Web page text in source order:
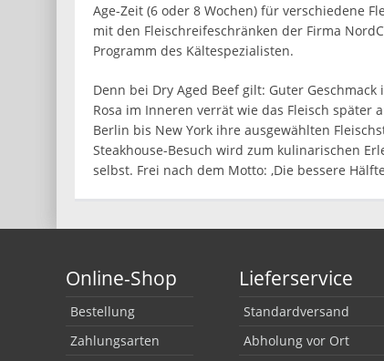
Age-Zeit (6 oder 8 Wochen) für verschiedene
mit den Fleischreifeschränken der Firma
Programm des Kältespezialisten.
Denn bei Dry Aged Beef gilt: Guter
Rosa im Inneren verrät wie das Fleisch später
Berlin bis New York ihre ausgewählten
Steakhouse-Besuch wird zum kulinarischen
selbst. Frei nach dem Motto: ‚Die bessere
Online-Shop
Bestellung
Zahlungsarten
Lieferservice
Standardversand
Abholung vor Ort